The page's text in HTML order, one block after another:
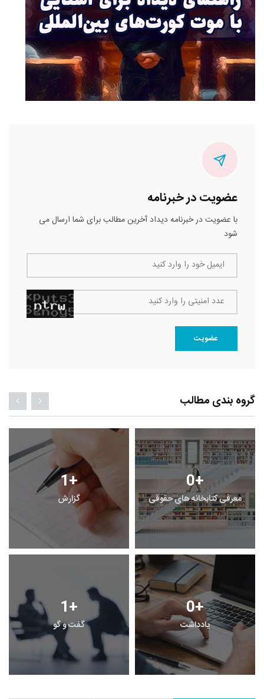
عضویت در خبرنامه
با عضویت در خبرنامه دیداد آخرین مطالب برای شما ارسال می
شود
ایمیل خود را وارد کنید
عدد امنیتی را وارد کنید
عضویت
گروه بندی مطالب
1+
گزارش
0+
معرفی کتابخانه های حقوقی
1+
گفت و گو
0+
یادداشت